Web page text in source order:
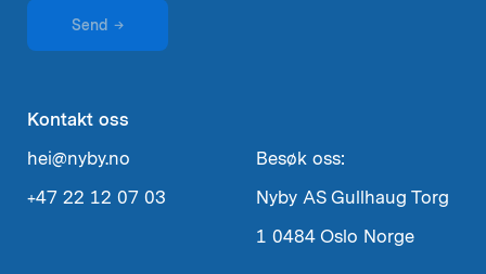
Send →
Kontakt oss
hei@nyby.no
+47 22 12 07 03
Besøk oss:
Nyby AS Gullhaug Torg
1 0484 Oslo Norge